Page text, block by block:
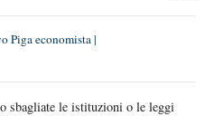
Piga economista |
sbagliate le istituzioni o le leggi